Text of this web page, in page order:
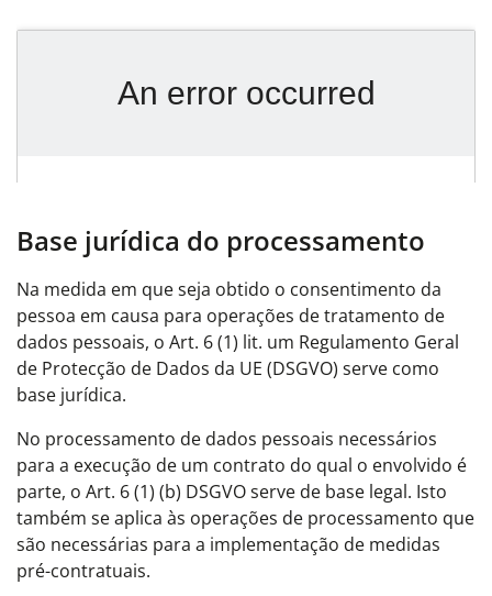
Base jurídica do processamento
Na medida em que seja obtido o consentimento da
pessoa em causa para operações de tratamento de
dados pessoais, o Art. 6 (1) lit. um Regulamento Geral
de Protecção de Dados da UE (DSGVO) serve como
base jurídica.
No processamento de dados pessoais necessários
para a execução de um contrato do qual o envolvido é
parte, o Art. 6 (1) (b) DSGVO serve de base legal. Isto
também se aplica às operações de processamento que
são necessárias para a implementação de medidas
pré-contratuais.